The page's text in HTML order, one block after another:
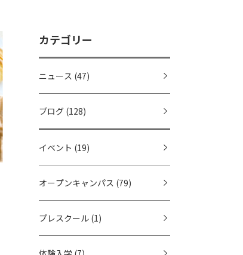
カテゴリー
ニュース (47)
ブログ (128)
イベント (19)
オープンキャンパス (79)
プレスクール (1)